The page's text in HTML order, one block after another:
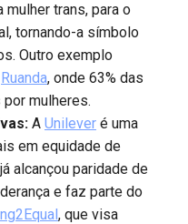
mulher trans, para o
tornando-a símbolo
Outro exemplo
Ruanda, onde 63% das
mulheres.
A Unilever é uma
em equidade de
alcançou paridade de
e faz parte do
, que visa